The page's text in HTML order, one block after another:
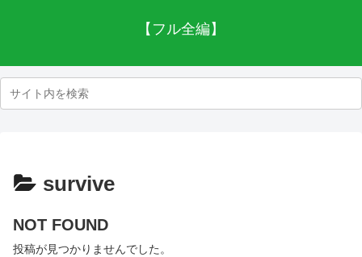
【フル全編】
survive
NOT FOUND
投稿が見つかりませんでした。